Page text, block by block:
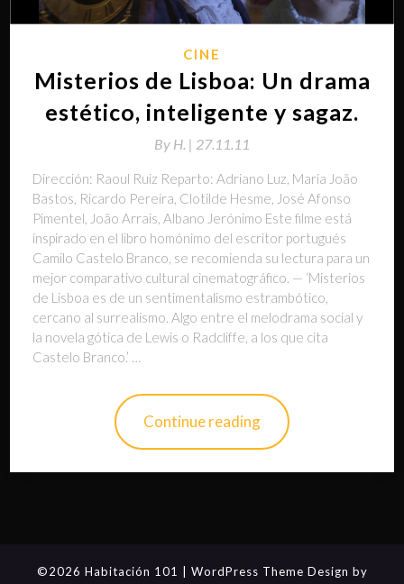
CINE
Misterios de Lisboa: Un drama
estético, inteligente y sagaz.
By H. | 27.11.11
Dirección: Raoul Ruiz Reparto: Adriano Luz, Maria João
Bastos, Ricardo Pereira, Clotilde Hesme, José Afonso
Pimentel, João Arrais, Albano Jerónimo Este filme está
inspirado en el libro homónimo del escritor portugués
Camilo Castelo Branco, se recomienda su lectura para un
mejor comparativo cultural cinematográfico. — ‘Misterios
de Lisboa es de un sentimentalismo estrambótico,
cercano al surrealismo. Algo entre el melodrama social y
la novela gótica de Lewis o Radcliffe, a los que cita
Castelo Branco.’ …
Continue reading
©2026 Habitación 101
| WordPress Theme Design by